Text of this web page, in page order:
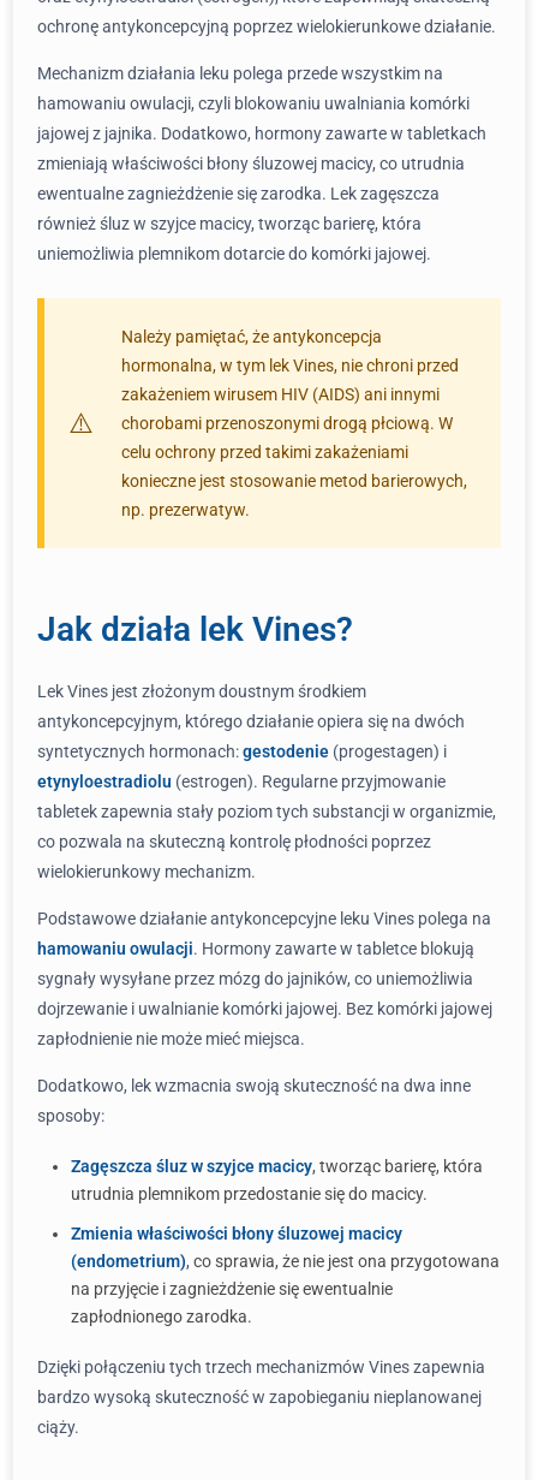
ochronę antykoncepcyjną poprzez wielokierunkowe działanie.
Mechanizm działania leku polega przede wszystkim na
hamowaniu owulacji, czyli blokowaniu uwalniania komórki
jajowej z jajnika. Dodatkowo, hormony zawarte w tabletkach
zmieniają właściwości błony śluzowej macicy, co utrudnia
ewentualne zagnieżdżenie się zarodka. Lek zagęszcza
również śluz w szyjce macicy, tworząc barierę, która
uniemożliwia plemnikom dotarcie do komórki jajowej.
Należy pamiętać, że antykoncepcja
hormonalna, w tym lek Vines, nie chroni przed
zakażeniem wirusem HIV (AIDS) ani innymi
chorobami przenoszonymi drogą płciową. W
celu ochrony przed takimi zakażeniami
konieczne jest stosowanie metod barierowych,
np. prezerwatyw.
Jak działa lek Vines?
Lek Vines jest złożonym doustnym środkiem
antykoncepcyjnym, którego działanie opiera się na dwóch
syntetycznych hormonach:gestodenie (progestagen) i
etynyloestradiolu (estrogen). Regularne przyjmowanie
tabletek zapewnia stały poziom tych substancji w organizmie,
co pozwala na skuteczną kontrolę płodności poprzez
wielokierunkowy mechanizm.
Podstawowe działanie antykoncepcyjne leku Vines polega na
hamowaniu owulacji. Hormony zawarte w tabletce blokują
sygnały wysyłane przez mózg do jajników, co uniemożliwia
dojrzewanie i uwalnianie komórki jajowej. Bez komórki jajowej
zapłodnienie nie może mieć miejsca.
Dodatkowo, lek wzmacnia swoją skuteczność na dwa inne
sposoby:
Zagęszcza śluz w szyjce macicy, tworząc barierę, która
utrudnia plemnikom przedostanie się do macicy.
Zmienia właściwości błony śluzowej macicy
(endometrium), co sprawia, że nie jest ona przygotowana
na przyjęcie i zagnieżdżenie się ewentualnie
zapłodnionego zarodka.
Dzięki połączeniu tych trzech mechanizmów Vines zapewnia
bardzo wysoką skuteczność w zapobieganiu nieplanowanej
ciąży.